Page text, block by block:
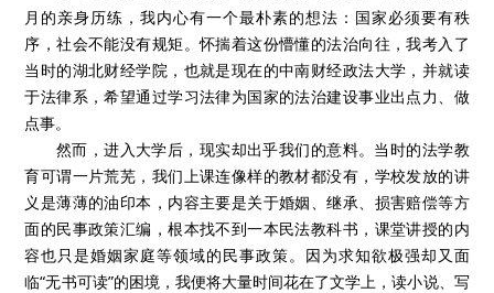
月的亲身历练，我内心有一个最朴素的想法：国家必须要有秩
序，社会不能没有规矩。怀揣着这份懵懂的法治向往，我考入了
当时的湖北财经学院，也就是现在的中南财经政法大学，并就读
于法律系，希望通过学习法律为国家的法治建设事业出点力、做
点事。
然而，进入大学后，现实却出乎我们的意料。当时的法学教
育可谓一片荒芜，我们上课连像样的教材都没有，学校发放的讲
义是薄薄的油印本，内容主要是关于婚姻、继承、损害赔偿等方
面的民事政策汇编，根本找不到一本民法教科书，课堂讲授的内
容也只是婚姻家庭等领域的民事政策。因为求知欲极强却又面
临“无书可读”的困境，我便将大量时间花在了文学上，读小说、写